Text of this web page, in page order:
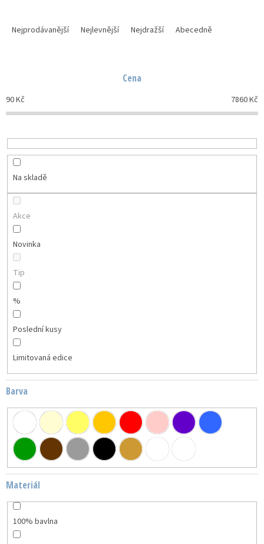
p
r
o
u
k
Nejprodávanější Nejlevnější Nejdražší Abecedně
Cena
90Kč 7860Kč
Na skladě
Akce
Novinka
Tip
%
Poslední kusy
Limitovaná edice
Barva
Materiál
100% bavlna